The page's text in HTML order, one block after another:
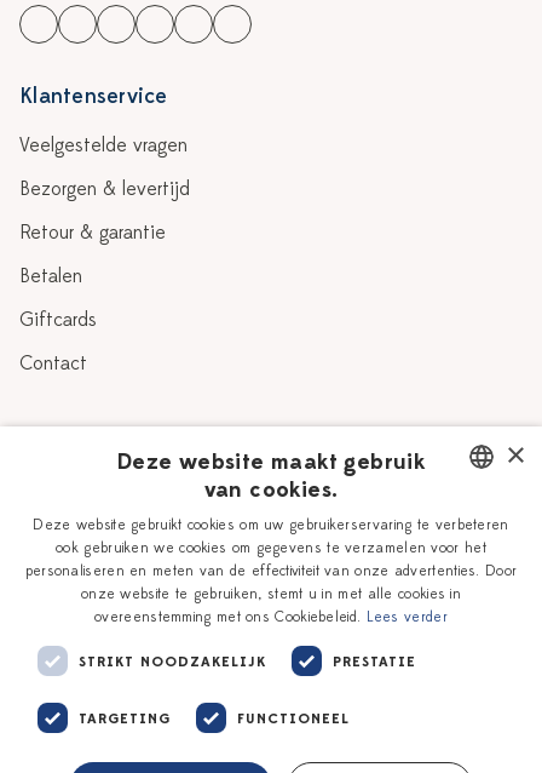
Klantenservice
Veelgestelde vragen
Bezorgen & levertijd
Retour & garantie
Betalen
Giftcards
Contact
Verhaal
Onze plateelschilders
Delfts Blauw
Workshops
Vacatures
Zakelijk
DUTCH
ENGLISH
×
Deze website maakt gebruik
van cookies.
Deze website gebruikt cookies om uw gebruikerservaring te verbeteren
ook gebruiken we cookies om gegevens te verzamelen voor het
personaliseren en meten van de effectiviteit van onze advertenties. Door
onze website te gebruiken, stemt u in met alle cookies in
overeenstemming met ons Cookiebeleid. Lees verder
STRIKT NOODZAKELIJK PRESTATIE
TARGETING FUNCTIONEEL